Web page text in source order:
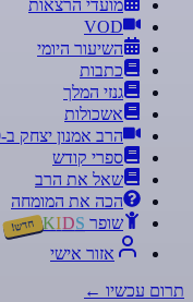
מועדי הרצאות
VOD
השיעור היומי
כתבות
גנזי המלך
אשכולות
הרב אמנון יצחק ב-70 לשון
ספרי קודש
שאל את הרב
הכה את המומחה
שופר
KIDS חדש!
אזור אישי
תרום עכשיו ←